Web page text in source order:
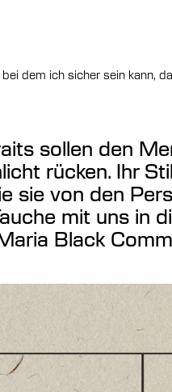
dem ich sicher sein kann,
sollen den
rücken. Ihr
sie von den
mit uns in
Black